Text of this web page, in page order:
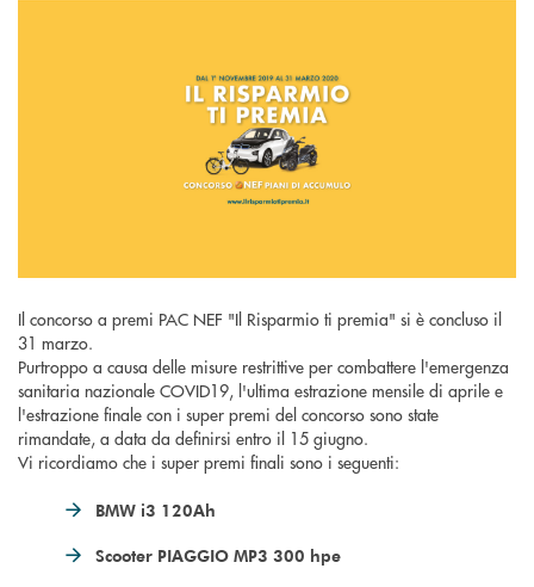
Il concorso a premi PAC NEF "Il Risparmio ti premia" si è concluso il
31 marzo.
Purtroppo a causa delle misure restrittive per combattere l'emergenza
sanitaria nazionale COVID19, l'ultima estrazione mensile di aprile e
l'estrazione finale con i super premi del concorso sono state
rimandate, a data da definirsi entro il 15 giugno.
Vi ricordiamo che i super premi finali sono i seguenti:
BMW i3 120Ah
Scooter PIAGGIO MP3 300 hpe